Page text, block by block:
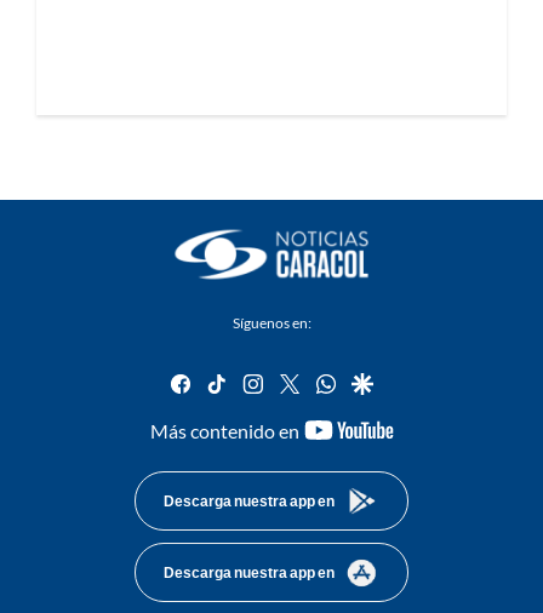
Síguenos en:
facebook
tiktok instagram
twitterwhatsapp
google
Más contenido en
youtube-
Descarga nuestra app en
Descarga nuestra app en